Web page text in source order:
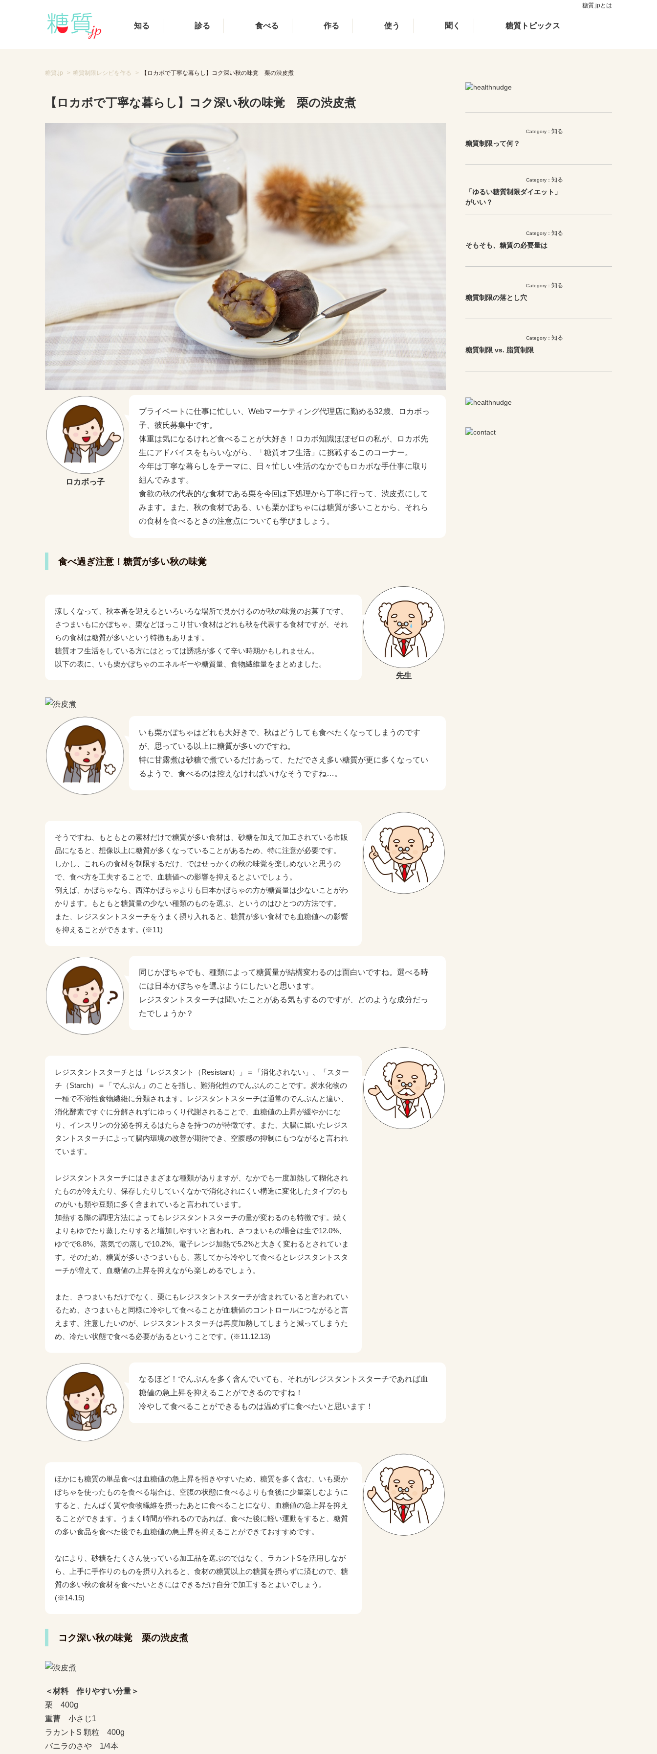
知る 診る 食べる 作る 使う 聞く 糖質トピックス
糖質.jpとは
糖質.jp 糖質制限レシピを作る 【ロカボで丁寧な暮らし】コク深い秋の味覚 栗の渋皮煮
【ロカボで丁寧な暮らし】コク深い秋の味覚 栗の渋皮煮
ロカボっ子
プライベートに仕事に忙しい、Webマーケティング代理店に勤める32歳、ロカボっ
子、彼氏募集中です。
体重は気になるけれど食べることが大好き！ロカボ知識ほぼゼロの私が、ロカボ先
生にアドバイスをもらいながら、「糖質オフ生活」に挑戦するこのコーナー。
今年は丁寧な暮らしをテーマに、日々忙しい生活のなかでもロカボな手仕事に取り
組んでみます。
食欲の秋の代表的な食材である栗を今回は下処理から丁寧に行って、渋皮煮にして
みます。また、秋の食材である、いも栗かぼちゃには糖質が多いことから、それら
の食材を食べるときの注意点についても学びましょう。
食べ過ぎ注意！糖質が多い秋の味覚
涼しくなって、秋本番を迎えるといろいろな場所で見かけるのが秋の味覚のお菓子です。
さつまいもにかぼちゃ、栗などほっこり甘い食材はどれも秋を代表する食材ですが、それ
らの食材は糖質が多いという特徴もあります。
糖質オフ生活をしている方にはとっては誘惑が多くて辛い時期かもしれません。
以下の表に、いも栗かぼちゃのエネルギーや糖質量、食物繊維量をまとめました。
先生
いも栗かぼちゃはどれも大好きで、秋はどうしても食べたくなってしまうのです
が、思っている以上に糖質が多いのですね。
特に甘露煮は砂糖で煮ているだけあって、ただでさえ多い糖質が更に多くなってい
るようで、食べるのは控えなければいけなそうですね…。
そうですね、もともとの素材だけで糖質が多い食材は、砂糖を加えて加工されている市販
品になると、想像以上に糖質が多くなっていることがあるため、特に注意が必要です。
しかし、これらの食材を制限するだけ、ではせっかくの秋の味覚を楽しめないと思うの
で、食べ方を工夫することで、血糖値への影響を抑えるとよいでしょう。
例えば、かぼちゃなら、西洋かぼちゃよりも日本かぼちゃの方が糖質量は少ないことがわ
かります。もともと糖質量の少ない種類のものを選ぶ、というのはひとつの方法です。
また、レジスタントスターチをうまく摂り入れると、糖質が多い食材でも血糖値への影響
を抑えることができます。(※11)
同じかぼちゃでも、種類によって糖質量が結構変わるのは面白いですね。選べる時
には日本かぼちゃを選ぶようにしたいと思います。
レジスタントスターチは聞いたことがある気もするのですが、どのような成分だっ
たでしょうか？
レジスタントスターチとは「レジスタント（Resistant）」＝「消化されない」、「スター
チ（Starch）＝「でんぷん」のことを指し、難消化性のでんぷんのことです。炭水化物の
一種で不溶性食物繊維に分類されます。レジスタントスターチは通常のでんぷんと違い、
消化酵素ですぐに分解されずにゆっくり代謝されることで、血糖値の上昇が緩やかにな
り、インスリンの分泌を抑えるはたらきを持つのが特徴です。また、大腸に届いたレジス
タントスターチによって腸内環境の改善が期待でき、空腹感の抑制にもつながると言われ
ています。
レジスタントスターチにはさまざまな種類がありますが、なかでも一度加熱して糊化され
たものが冷えたり、保存したりしていくなかで消化されにくい構造に変化したタイプのも
のがいも類や豆類に多く含まれていると言われています。
加熱する際の調理方法によってもレジスタントスターチの量が変わるのも特徴です。焼く
よりもゆでたり蒸したりすると増加しやすいと言われ、さつまいもの場合は生で12.0%、
ゆでで8.8%、蒸気での蒸しで10.2%、電子レンジ加熱で5.2%と大きく変わるとされていま
す。そのため、糖質が多いさつまいもも、蒸してから冷やして食べるとレジスタントスタ
ーチが増えて、血糖値の上昇を抑えながら楽しめるでしょう。
また、さつまいもだけでなく、栗にもレジスタントスターチが含まれていると言われてい
るため、さつまいもと同様に冷やして食べることが血糖値のコントロールにつながると言
えます。注意したいのが、レジスタントスターチは再度加熱してしまうと減ってしまうた
め、冷たい状態で食べる必要があるということです。(※11.12.13)
なるほど！でんぷんを多く含んでいても、それがレジスタントスターチであれば血
糖値の急上昇を抑えることができるのですね！
冷やして食べることができるものは温めずに食べたいと思います！
ほかにも糖質の単品食べは血糖値の急上昇を招きやすいため、糖質を多く含む、いも栗か
ぼちゃを使ったものを食べる場合は、空腹の状態に食べるよりも食後に少量楽しむように
すると、たんぱく質や食物繊維を摂ったあとに食べることになり、血糖値の急上昇を抑え
ることができます。うまく時間が作れるのであれば、食べた後に軽い運動をすると、糖質
の多い食品を食べた後でも血糖値の急上昇を抑えることができておすすめです。
なにより、砂糖をたくさん使っている加工品を選ぶのではなく、ラカントSを活用しなが
ら、上手に手作りのものを摂り入れると、食材の糖質以上の糖質を摂らずに済むので、糖
質の多い秋の食材を食べたいときにはできるだけ自分で加工するとよいでしょう。
(※14.15)
コク深い秋の味覚 栗の渋皮煮
＜材料 作りやすい分量＞
栗 400g
重曹 小さじ1
ラカントS 顆粒 400g
バニラのさや 1/4本
Category： 知る
糖質制限って何？
Category： 知る
「ゆるい糖質制限ダイエット」
がいい？
Category： 知る
そもそも、糖質の必要量は
Category： 知る
糖質制限の落とし穴
Category： 知る
糖質制限 vs. 脂質制限